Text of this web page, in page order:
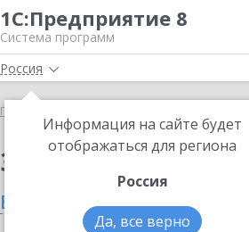
1С:Предприятие 8
Система программ
Россия
Информация на сайте будет
отображаться для региона
Россия
Да, все верно
Главная
Заказать 1С-
в Волгодонске